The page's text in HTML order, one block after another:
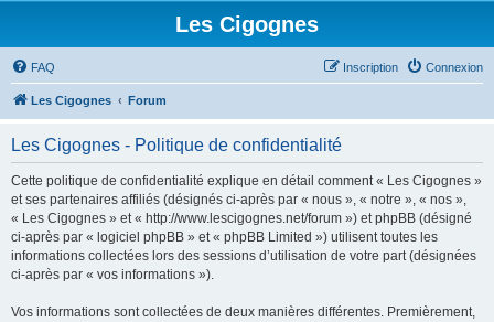
Les Cigognes
FAQ Connexion
Inscription
Les Cigognes Forum
Les Cigognes - Politique de confidentialité
Cette politique de confidentialité explique en détail comment « Les Cigognes »
et ses partenaires affiliés (désignés ci-après par « nous », « notre », « nos »,
« Les Cigognes » et « http://www.lescigognes.net/forum ») et phpBB (désigné
ci-après par « logiciel phpBB » et « phpBB Limited ») utilisent toutes les
informations collectées lors des sessions d’utilisation de votre part (désignées
ci-après par « vos informations »).
Vos informations sont collectées de deux manières différentes. Premièrement,